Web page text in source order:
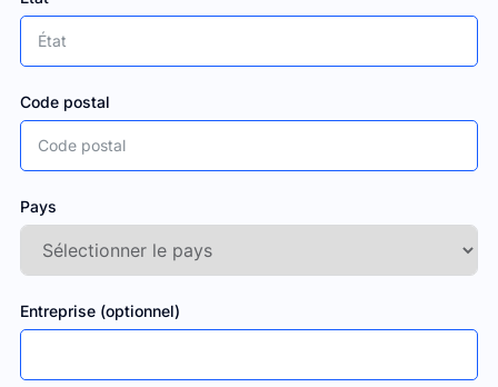
Code postal
Pays
Entreprise (optionnel)